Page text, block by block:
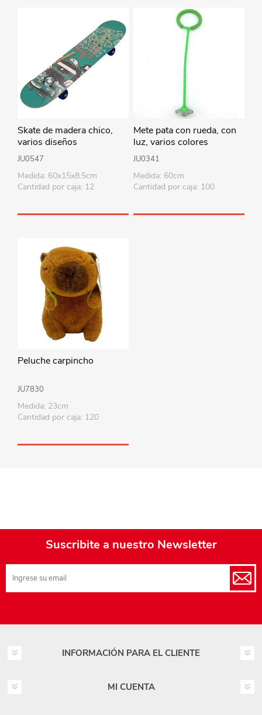
Skate de madera chico,
varios diseños
JU0547
Medida: 60x15x8.5cm
Cantidad por caja: 12
Mete pata con rueda, con
luz, varios colores
JU0341
Medida: 60cm
Cantidad por caja: 100
Peluche carpincho
JU7830
Medida: 23cm
Cantidad por caja: 120
Suscribite a nuestro Newsletter
INFORMACIÓN PARA EL CLIENTE
MI CUENTA